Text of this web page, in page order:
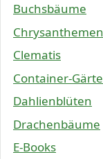
Buchsbäume
Chrysanthemen
Clematis
Container-
Dahlienblüten
Drachenbäume
E-Books